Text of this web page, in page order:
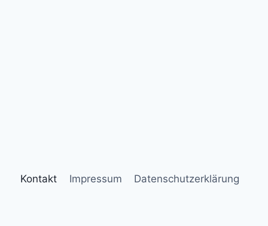
Kontakt Impressum Datenschutzerklärung